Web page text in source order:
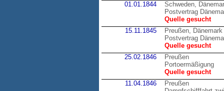
01.01.1844
Schweden,
Postvertrag
Quelle gesucht
15.11.1845
Preußen, Dänemark
Postvertrag
Quelle gesucht
25.02.1846
Preußen
Portoermäßigung
Quelle gesucht
11.04.1846
Preußen